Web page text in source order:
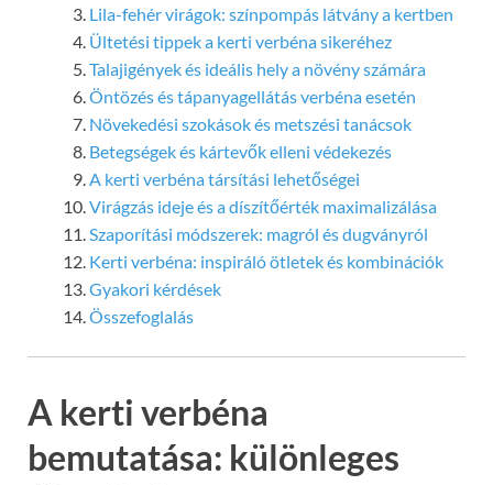
Lila-fehér virágok: színpompás látvány a kertben
Ültetési tippek a kerti verbéna sikeréhez
Talajigények és ideális hely a növény számára
Öntözés és tápanyagellátás verbéna esetén
Növekedési szokások és metszési tanácsok
Betegségek és kártevők elleni védekezés
A kerti verbéna társítási lehetőségei
Virágzás ideje és a díszítőérték maximalizálása
Szaporítási módszerek: magról és dugványról
Kerti verbéna: inspiráló ötletek és kombinációk
Gyakori kérdések
Összefoglalás
A kerti verbéna
bemutatása: különleges